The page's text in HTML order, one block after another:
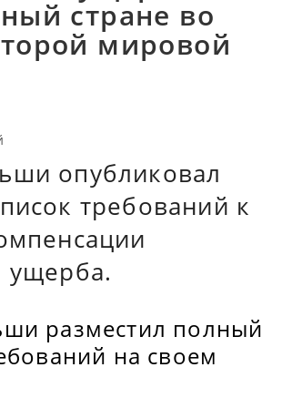
стране во
мировой
опубликовал
требований к
ущерба.
разместил полный
на своем